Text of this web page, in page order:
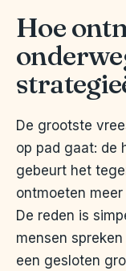
Hoe
De grootste
op pad gaat: de
gebeurt het
ontmoeten
De reden is
mensen
een gesloten